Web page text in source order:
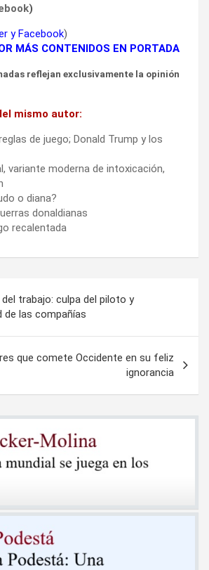
)
yFacebook)
MÁS CONTENIDOS EN PORTADA
reflejan exclusivamente la opinión
mismo autor:
de juego; Donald Trump y los
variante moderna de intoxicación,
o diana?
donaldianas
recalentada
trabajo: culpa del piloto y
de las compañías
que comete Occidente en su feliz
ignorancia